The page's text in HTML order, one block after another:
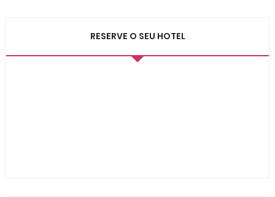
RESERVE O SEU HOTEL